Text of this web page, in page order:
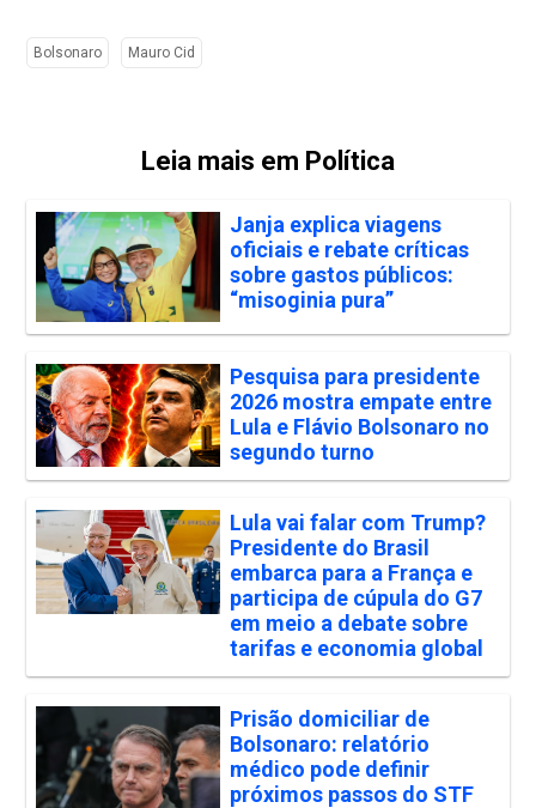
Bolsonaro Mauro Cid
Leia mais em Política
Janja explica viagens
oficiais e rebate críticas
sobre gastos públicos:
“misoginia pura”
Pesquisa para presidente
2026 mostra empate entre
Lula e Flávio Bolsonaro no
segundo turno
Lula vai falar com Trump?
Presidente do Brasil
embarca para a França e
participa de cúpula do G7
em meio a debate sobre
tarifas e economia global
Prisão domiciliar de
Bolsonaro: relatório
médico pode definir
próximos passos do STF